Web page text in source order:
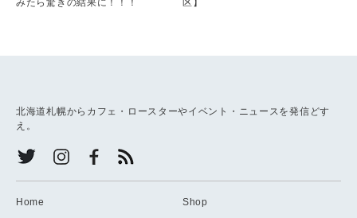
みたら驚きの結果に！！！
区】
北海道札幌からカフェ・ロースターやイベント・ニュースを発信どす
え。
Home Shop